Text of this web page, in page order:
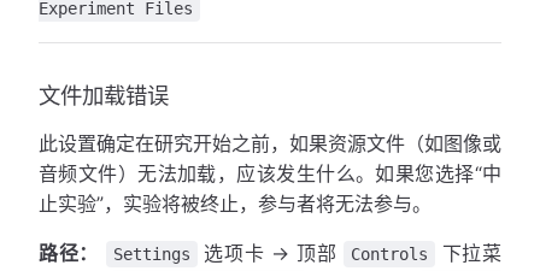
Experiment Files
文件加载错误
此设置确定在研究开始之前，如果资源文件（如图像或
音频文件）无法加载，应该发生什么。如果您选择“中
止实验”，实验将被终止，参与者将无法参与。
路径： Settings 选项卡 → 顶部 Controls
下拉菜